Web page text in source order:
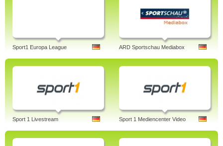
Sport1 Europa League ARD Sportschau Mediabox
Sport 1 Livestream Sport 1 Mediencenter Video